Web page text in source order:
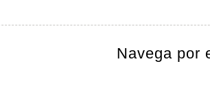
Navega por